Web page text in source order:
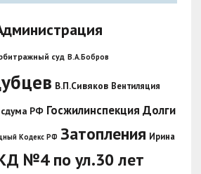
суд В.А.Бобров
В.П.Сивяков Вентиляция
РФ Госжилинспекция Долги
Кодекс РФ Затопления Ирина
№4 по ул.30 лет